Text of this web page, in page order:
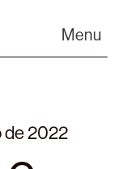
Menu
de 2022